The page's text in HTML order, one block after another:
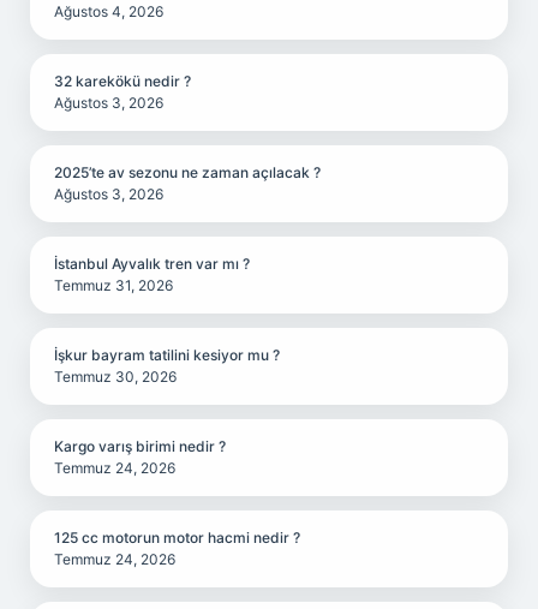
Ağustos 4, 2026
32 karekökü nedir ?
Ağustos 3, 2026
2025’te av sezonu ne zaman açılacak ?
Ağustos 3, 2026
İstanbul Ayvalık tren var mı ?
Temmuz 31, 2026
İşkur bayram tatilini kesiyor mu ?
Temmuz 30, 2026
Kargo varış birimi nedir ?
Temmuz 24, 2026
125 cc motorun motor hacmi nedir ?
Temmuz 24, 2026